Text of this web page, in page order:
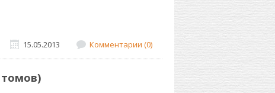
15.05.2013 Комментарии (0)